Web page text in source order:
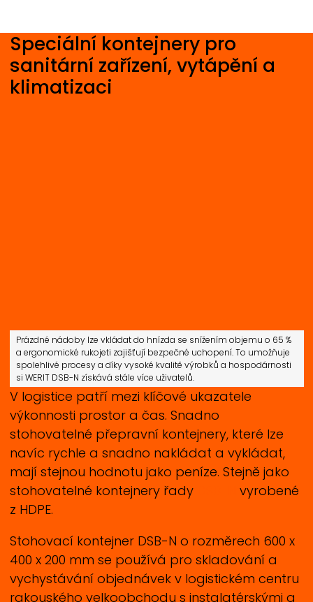
Speciální kontejnery pro
sanitární zařízení, vytápění a
klimatizaci
Prázdné nádoby lze vkládat do hnízda se snížením objemu o 65 %
a ergonomické rukojeti zajišťují bezpečné uchopení. To umožňuje
spolehlivé procesy a díky vysoké kvalitě výrobků a hospodárnosti
si WERIT DSB-N získává stále více uživatelů.
V logistice patří mezi klíčové ukazatele
výkonnosti prostor a čas. Snadno
stohovatelné přepravní kontejnery, které lze
navíc rychle a snadno nakládat a vykládat,
mají stejnou hodnotu jako peníze. Stejně jako
stohovatelné kontejnery řady
vyrobené
z HDPE.
Stohovací kontejner DSB-N o rozměrech 600 x
400 x 200 mm se používá pro skladování a
vychystávání objednávek v logistickém centru
rakouského velkoobchodu s instalatérskými a